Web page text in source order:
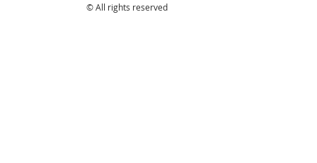
© All rights reserved